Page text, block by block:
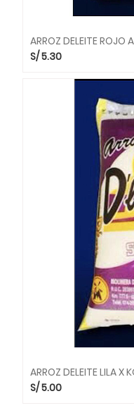
ARROZ DELEITE ROJO
S/5.30
ARROZ DELEITE LILA X
S/5.00